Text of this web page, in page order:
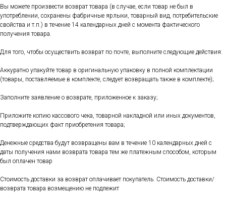
Вы можете произвести возврат товара (в случае, если товар не был в
употреблении, сохранены фабричные ярлыки, товарный вид, потребительские
свойства и т.п.) в течение 14 календарных дней с момента фактического
получения товара.
Для того, чтобы осуществить возврат по почте, выполните следующие действия:
Аккуратно упакуйте товар в оригинальную упаковку в полной комплектации
(товары, поставляемые в комплекте, следует возвращать также в комплекте);
Заполните заявление о возврате, приложенное к заказу;
Приложите копию кассового чека, товарной накладной или иных документов,
подтверждающих факт приобретения товара;
Денежные средства будут возвращены вам в течение 10 календарных дней с
даты получения нами возврата товара тем же платежным способом, которым
был оплачен товар
Стоимость доставки за возврат оплачивает покупатель. Стоимость доставки/
возврата товара возмещению не подлежит